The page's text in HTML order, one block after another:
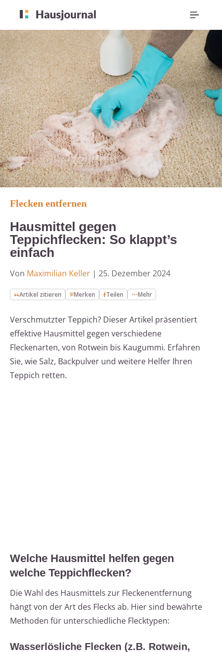
Flecken entfernen
Hausmittel gegen
Teppichflecken: So klappt’s
einfach
Von Maximilian Keller | 25. Dezember 2024
Artikel zitieren Merken Teilen Mehr
Verschmutzter Teppich? Dieser Artikel präsentiert
effektive Hausmittel gegen verschiedene
Fleckenarten, von Rotwein bis Kaugummi. Erfahren
Sie, wie Salz, Backpulver und weitere Helfer Ihren
Teppich retten.
Welche Hausmittel helfen gegen
welche Teppichflecken?
Die Wahl des Hausmittels zur Fleckenentfernung
hängt von der Art des Flecks ab. Hier sind bewährte
Methoden für unterschiedliche Flecktypen:
Wasserlösliche Flecken (z.B. Rotwein,